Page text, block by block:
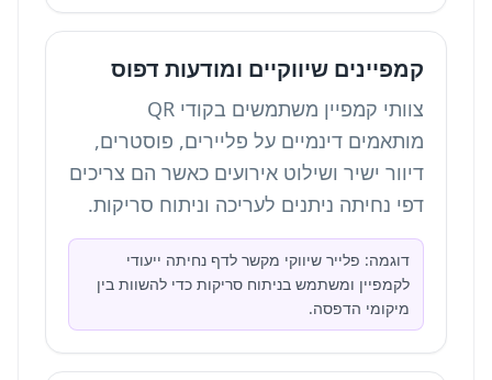
קמפיינים שיווקיים ומודעות דפוס
צוותי קמפיין משתמשים בקודי QR
מותאמים דינמיים על פליירים, פוסטרים,
דיוור ישיר ושילוט אירועים כאשר הם צריכים
דפי נחיתה ניתנים לעריכה וניתוח סריקות.
דוגמה: פלייר שיווקי מקשר לדף נחיתה ייעודי
לקמפיין ומשתמש בניתוח סריקות כדי להשוות בין
מיקומי הדפסה.